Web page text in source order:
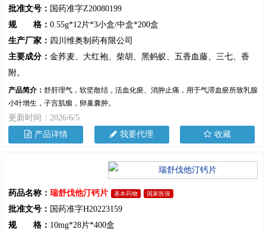
批准文号： 国药准字Z20080199
规 格： 0.55g*12片*3小盒/中盒*200盒
生产厂家： 四川维奥制药有限公司
主要成分： 金荞麦、大红袍、柴胡、黑蚂蚁、五香血藤、三七、香
附。
产品简介： 舒肝理气，软坚散结，活血化瘀、消肿止痛，用于气滞血瘀所致乳腺
小叶增生，子宫肌瘤，卵巢囊肿。
更新时间：2026/6/5
产品详情
我要代理 收藏
药品名称： 瑞舒伐他汀钙片 基本药物 国家医保
批准文号： 国药准字H20223159
规 格： 10mg*28片*400盒